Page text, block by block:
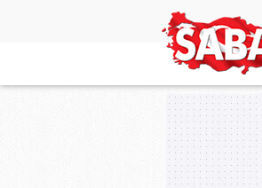
Türkiye'nin en